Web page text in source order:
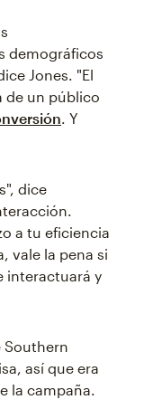
demográficos
Jones. "El
de un público
. Y
dice
a tu eficiencia
vale la pena si
interactuará y
Southern
así que era
la campaña.